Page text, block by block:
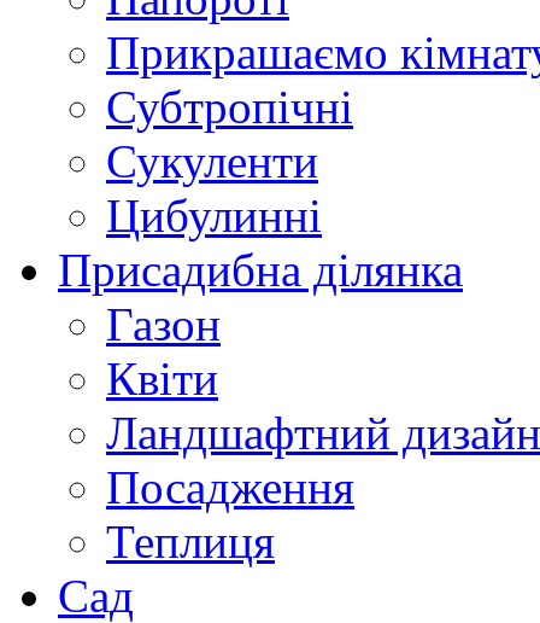
Прикрашаємо
Субтропічні
Сукуленти
Цибулинні
Присадибна ділянка
Газон
Квіти
Ландшафтний дизайн
Посадження
Теплиця
Сад